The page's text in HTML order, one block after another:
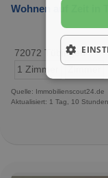
Wohnen auf Zeit in
72072 Tübingen
1 Zimmer
Quelle: Immobilienscout24.de
Aktualisiert: 1 Tag, 10 Stunden